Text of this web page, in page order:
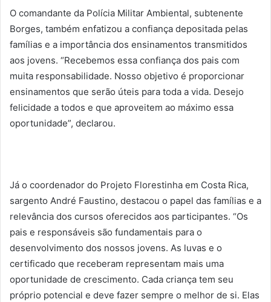
O comandante da Polícia Militar Ambiental, subtenente
Borges, também enfatizou a confiança depositada pelas
famílias e a importância dos ensinamentos transmitidos
aos jovens. “Recebemos essa confiança dos pais com
muita responsabilidade. Nosso objetivo é proporcionar
ensinamentos que serão úteis para toda a vida. Desejo
felicidade a todos e que aproveitem ao máximo essa
oportunidade”, declarou.
Já o coordenador do Projeto Florestinha em Costa Rica,
sargento André Faustino, destacou o papel das famílias e a
relevância dos cursos oferecidos aos participantes. “Os
pais e responsáveis são fundamentais para o
desenvolvimento dos nossos jovens. As luvas e o
certificado que receberam representam mais uma
oportunidade de crescimento. Cada criança tem seu
próprio potencial e deve fazer sempre o melhor de si. Elas